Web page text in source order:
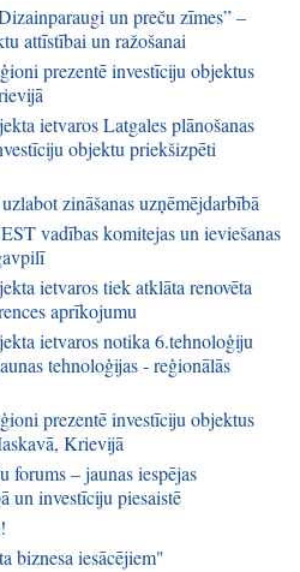
un preču zīmes” –
attīstībai un ražošanai
prezentē investīciju objektus
ietvaros Latgales plānošanas
objektu priekšizpēti
zināšanas uzņēmējdarbībā
vadības komitejas un ieviešanas
ietvaros tiek atklāta renovēta
aprīkojumu
ietvaros notika 6.tehnoloģiju
tehnoloģijas - reģionālās
prezentē investīciju objektus
Krievijā
forums – jaunas iespējas
un investīciju piesaistē
biznesa iesācējiem"